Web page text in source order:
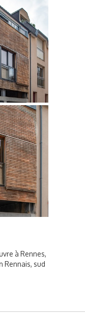
à Rennes,
Rennais, sud